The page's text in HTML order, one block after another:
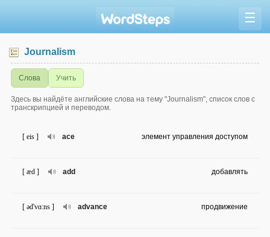
☰
Journalism
Слова Учить
Здесь вы найдёте английские слова на тему "Journalism", список слов с
транскрипцией и переводом.
ace
[ eis ] элемент управления доступом
add
[ æd ] добавлять
advance
[ əd'vɑ:ns ] продвижение